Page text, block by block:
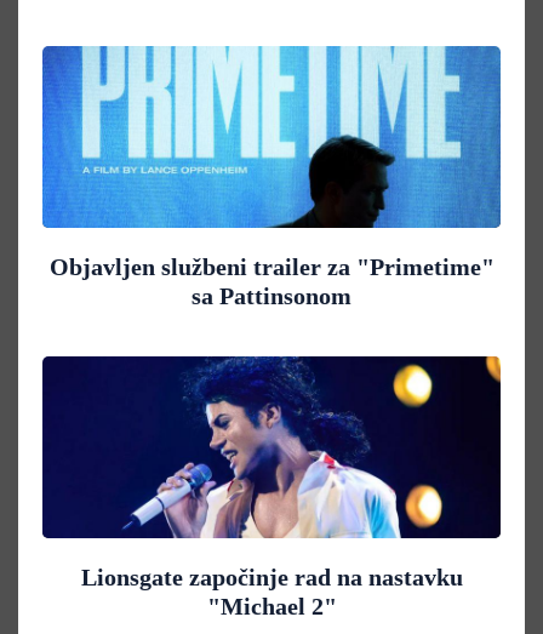
Objavljen službeni trailer za "Primetime"
sa Pattinsonom
Lionsgate započinje rad na nastavku
"Michael 2"